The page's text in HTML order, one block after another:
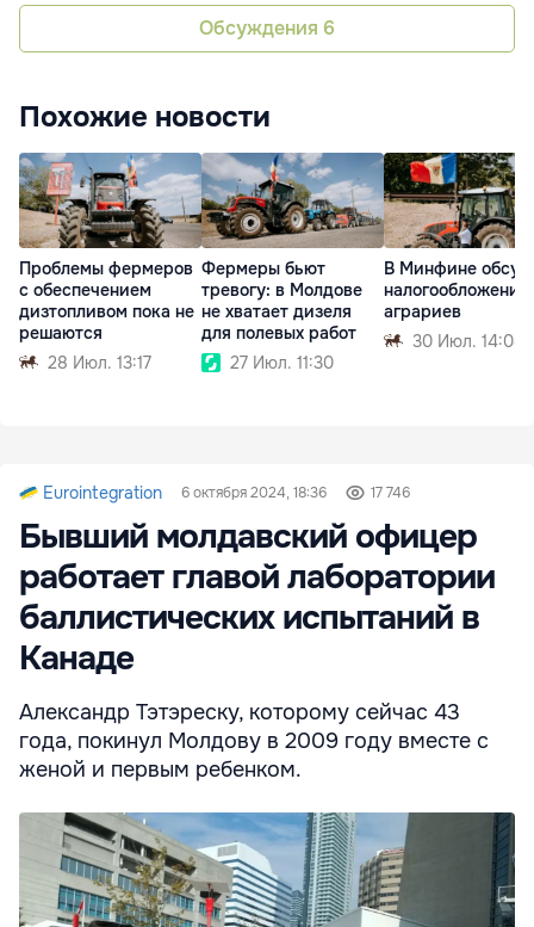
Обсуждения 6
Похожие новости
Проблемы фермеров
с обеспечением
дизтопливом пока не
решаются
28 Июл. 13:17
Фермеры бьют
тревогу: в Молдове
не хватает дизеля
для полевых работ
27 Июл. 11:30
В Минфине
налогообложение
аграриев
30 Июл. 14:08
Eurointegration 6 октября 2024, 18:36 17 746
Бывший молдавский офицер
работает главой лаборатории
баллистических испытаний в
Канаде
Александр Тэтэреску, которому сейчас 43
года, покинул Молдову в 2009 году вместе с
женой и первым ребенком.